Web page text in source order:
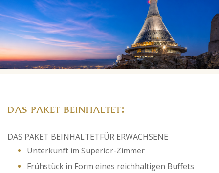
DAS PAKET BEINHALTET:
DAS PAKET BEINHALTETFÜR ERWACHSENE
Unterkunft im Superior-Zimmer
Frühstück in Form eines reichhaltigen Buffets